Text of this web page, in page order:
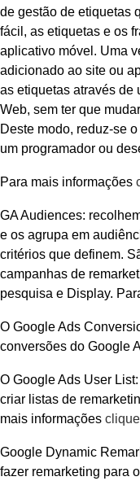
de gestão de etiquetas
fácil, as etiquetas e os
aplicativo móvel. Uma
adicionado ao site ou
as etiquetas através de
Web, sem ter que
Deste modo, reduz-se
um programador ou
Para mais informações
GA Audiences:
e os agrupa em
critérios que definem.
campanhas de
pesquisa e Display.
O Google Ads
conversões do Google
O Google Ads User
criar listas de
mais informações
Google Dynamic
fazer remarketing para